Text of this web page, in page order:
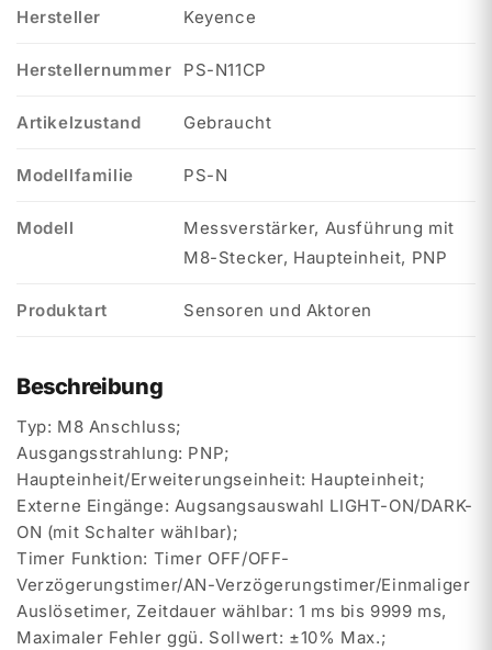
Hersteller Keyence
Herstellernummer PS-N11CP
Artikelzustand Gebraucht
Modellfamilie PS-N
Modell
Messverstärker, Ausführung mit
M8-Stecker, Haupteinheit, PNP
Produktart Sensoren und Aktoren
Beschreibung
Typ: M8 Anschluss;
Ausgangsstrahlung: PNP;
Haupteinheit/Erweiterungseinheit: Haupteinheit;
Externe Eingänge: Augsangsauswahl LIGHT-ON/DARK-
ON (mit Schalter wählbar);
Timer Funktion: Timer OFF/OFF-
Verzögerungstimer/AN-Verzögerungstimer/Einmaliger
Auslösetimer, Zeitdauer wählbar: 1 ms bis 9999 ms,
Maximaler Fehler ggü. Sollwert: ±10% Max.;